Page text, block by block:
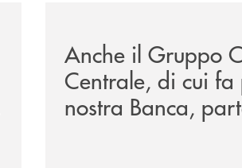
Anche il Gruppo
Centrale, di cui
nostra Banca,
EUR.BANK, il